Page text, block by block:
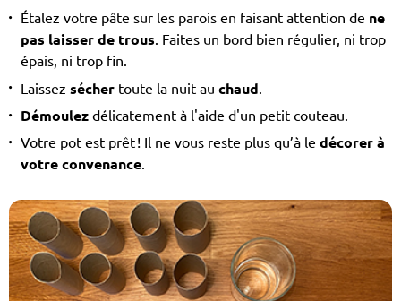
Étalez votre pâte sur les parois en faisant attention de ne
pas laisser de trous. Faites un bord bien régulier, ni trop
épais, ni trop fin.
Laissez séchertoute la nuit au chaud.
Démoulezdélicatement à l'aide d'un petit couteau.
Votre pot est prêt ! Il ne vous reste plus qu’à le décorer à
votre convenance.